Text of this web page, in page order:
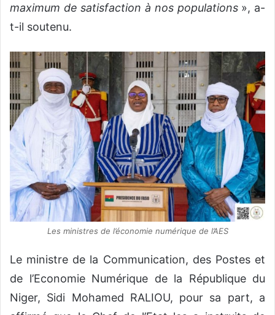
maximum de satisfaction à nos populations», a-
t-il soutenu.
Les ministres de l’économie numérique de l’AES
Le ministre de la Communication, des Postes et
de l’Economie Numérique de la République du
Niger, Sidi Mohamed RALIOU, pour sa part, a